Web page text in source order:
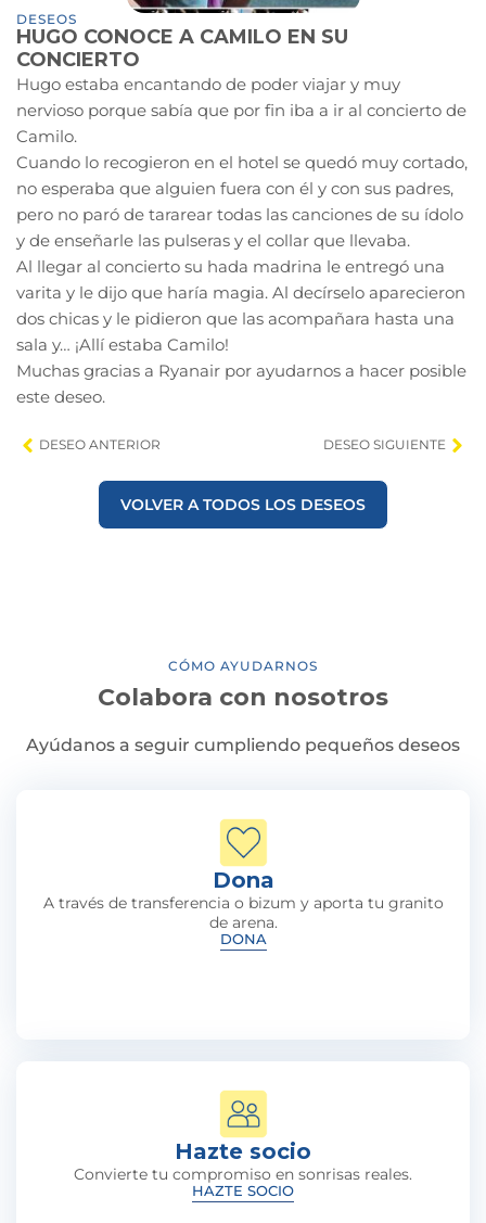
DESEOS
HUGO CONOCE A CAMILO EN SU
CONCIERTO
Hugo estaba encantando de poder viajar y muy
nervioso porque sabía que por fin iba a ir al concierto de
Camilo.
Cuando lo recogieron en el hotel se quedó muy cortado,
no esperaba que alguien fuera con él y con sus padres,
pero no paró de tararear todas las canciones de su ídolo
y de enseñarle las pulseras y el collar que llevaba.
Al llegar al concierto su hada madrina le entregó una
varita y le dijo que haría magia. Al decírselo aparecieron
dos chicas y le pidieron que las acompañara hasta una
sala y… ¡Allí estaba Camilo!
Muchas gracias a Ryanair por ayudarnos a hacer posible
este deseo.
DESEO ANTERIOR DESEO SIGUIENTE
VOLVER A TODOS LOS DESEOS
CÓMO AYUDARNOS
Colabora con nosotros
Ayúdanos a seguir cumpliendo pequeños deseos
Dona
A través de transferencia o bizum y aporta tu granito
de arena.
DONA
Hazte socio
Convierte tu compromiso en sonrisas reales.
HAZTE SOCIO